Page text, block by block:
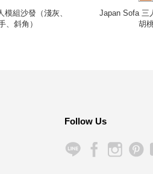
模組沙發（淺灰、
、斜角）
Japan Sofa 三
胡
Follow Us